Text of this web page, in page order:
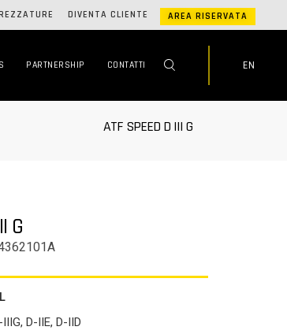
DIVENTA CLIENTE AREA RISERVATA
PARTNERSHIP CONTATTI EN
ATF SPEED D III G
G
D-IIE, D-IID